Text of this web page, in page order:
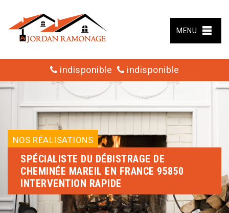
MENU
indisponible indisponible
NOS RÉALISATIONS
SPÉCIALISTE DU DÉBISTRAGE DE
CHEMINÉE MAREIL EN FRANCE 95850
INTERVENTION RAPIDE